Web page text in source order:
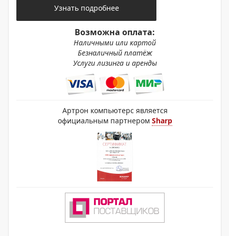
Узнать подробнее
Возможна оплата:
Наличными или картой
Безналичный платёж
Услуги лизинга и аренды
Артрон компьютерс является
официальным партнером Sharp